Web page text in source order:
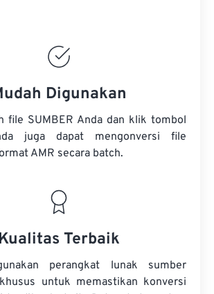
Digunakan
file SUMBER Anda dan klik tombol
juga dapat mengonversi file
AMR secara batch.
Kualitas Terbaik
perangkat lunak sumber
untuk memastikan konversi